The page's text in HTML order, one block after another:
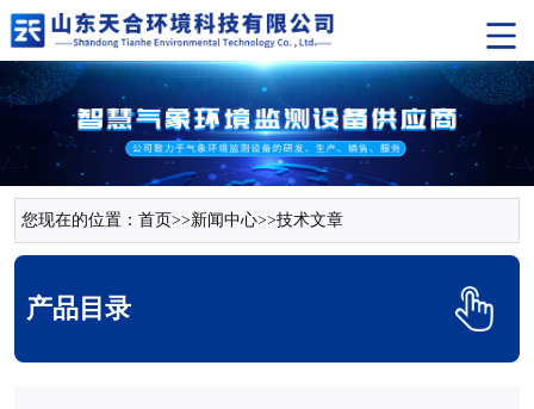
您现在的位置： 首页>>新闻中心>>技术文章
产品目录